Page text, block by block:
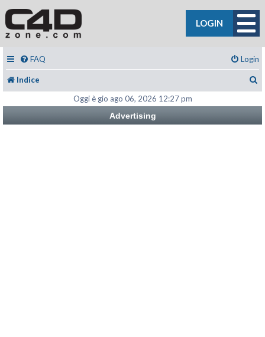
LOGIN
FAQ Login
Indice
Oggi è gio ago 06, 2026 12:27 pm
Advertising